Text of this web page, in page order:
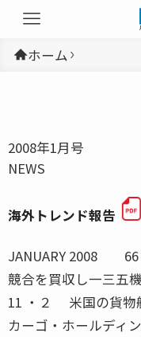
ホーム
2008年1月号
NEWS
海外トレンド報告
JANUARY 2008 66
競合を買収し一三五
11 ・２ 米国の貨物
カーゴ・ホールディ